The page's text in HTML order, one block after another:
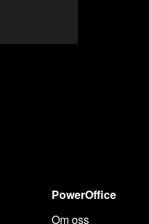
PowerOffice
Om oss